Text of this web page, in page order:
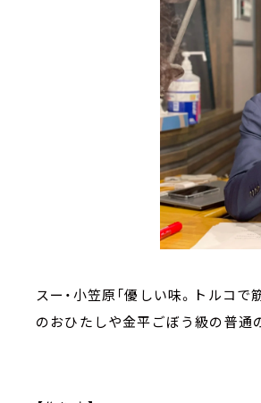
スー・小笠原「優しい味。トルコ
のおひたしや金平ごぼう級の普通